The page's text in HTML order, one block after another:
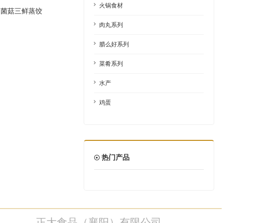
菌菇三鲜蒸饺
火锅食材
肉丸系列
腊么好系列
菜肴系列
水产
鸡蛋
热门产品